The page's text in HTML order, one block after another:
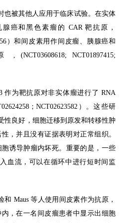
注册
也被其他人应用于临床试验。在实体
癌和黑色素瘤的 CAR 靶抗原，
）和间皮素用作间皮瘤、胰腺癌和
NCT01897415;
作为靶抗原对非实体瘤进行了 RNA
；NCT02623582）。这些研
性良好，细胞迁移到原发和转移性肿
，并且没有证据表明对正常组织。
诱导肿瘤内坏死。重要的是，一些
血流，可以在循环中进行短时间监
和 Maus 等人使用间皮素作为抗原，
，在一名间皮瘤患者中显示出细胞